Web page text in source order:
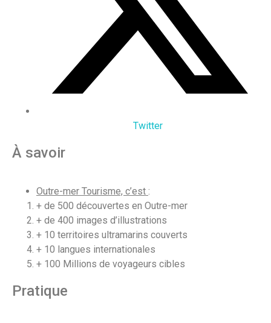
Twitter
À savoir
Outre-mer Tourisme, c’est :
+ de 500 découvertes en Outre-mer
+ de 400 images d’illustrations
+ 10 territoires ultramarins couverts
+ 10 langues internationales
+ 100 Millions de voyageurs cibles
Pratique